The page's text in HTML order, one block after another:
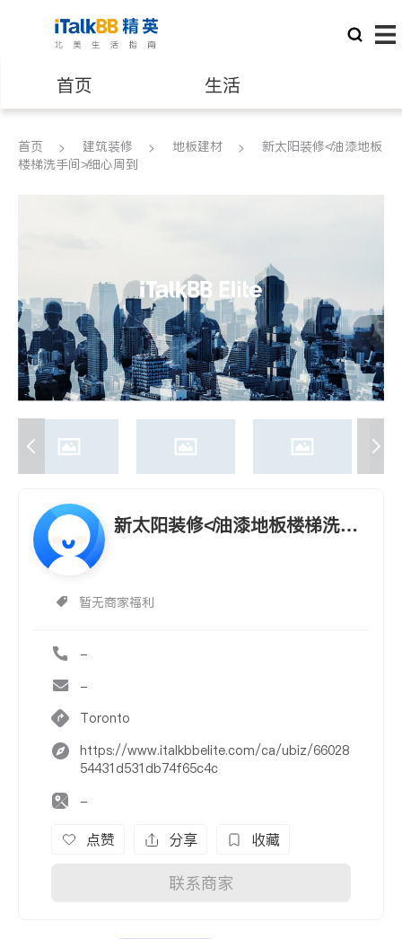
首页 生活
医生 律师
建筑装修
首页 建筑装修 地板建材
新太阳装修≮油漆地板
楼梯洗手间≯细心周到
新太阳装修≮油漆地板楼梯洗手
暂无商家福利
-
-
Toronto
https://www.italkbbelite.com/ca/ubiz/66028
54431d531db74f65c4c
-
点赞 分享 收藏
联系商家